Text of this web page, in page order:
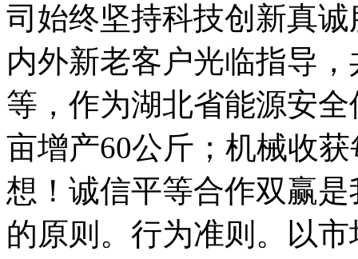
司始终坚持科技创新真
内外新老客户光临指导
等，作为湖北省能源安
亩增产60公斤；机械收
想！诚信平等合作双赢
的原则。行为准则。以